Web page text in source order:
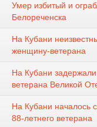
Умер избитый и
Белореченска
На Кубани
женщину-ветерана
На Кубани
ветерана Великой
На Кубани началось
88-летнего ветерана